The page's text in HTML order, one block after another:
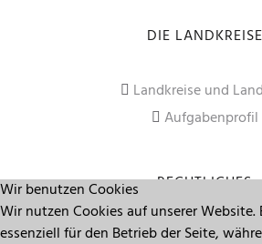
DIE LANDKREISE
Landkreise und
Aufgabenprofil
RECHTLICHES
Impressum
Wir benutzen Cookies
Wir nutzen Cookies auf unserer
essenziell für den Betrieb der Seite,